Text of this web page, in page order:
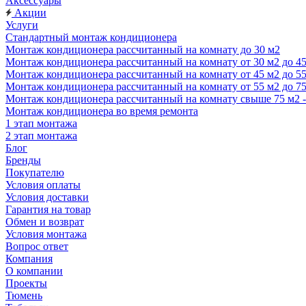
Акции
Услуги
Стандартный монтаж кондиционера
Монтаж кондиционера рассчитанный на комнату до 30 м2
Монтаж кондиционера рассчитанный на комнату от 30 м2 до
Монтаж кондиционера рассчитанный на комнату от 45 м2 до
Монтаж кондиционера рассчитанный на комнату от 55 м2 до
Монтаж кондиционера рассчитанный на комнату свыше 75 м2
Монтаж кондиционера во время ремонта
1 этап монтажа
2 этап монтажа
Блог
Бренды
Покупателю
Условия оплаты
Условия доставки
Гарантия на товар
Обмен и возврат
Условия монтажа
Вопрос ответ
Компания
О компании
Проекты
Тюмень